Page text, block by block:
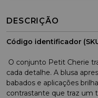
DESCRIÇÃO
Código identificador
O conjunto Petit Cherie
cada detalhe. A blusa
babados e aplicações
contrastante que traz um